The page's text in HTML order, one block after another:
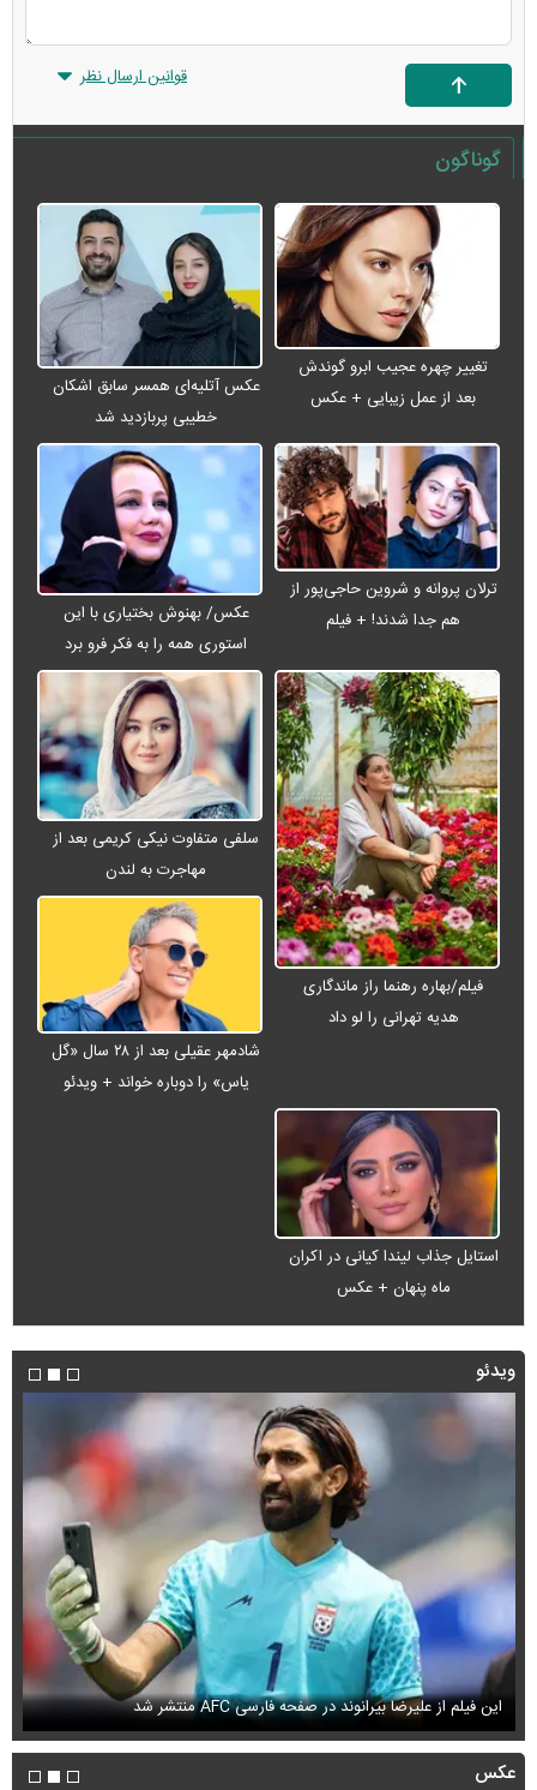
قوانین ارسال نظر
گوناگون
تغییر چهره عجیب ابرو گوندش
بعد از عمل زیبایی + عکس
عکس آتلیه‌ای همسر سابق اشکان
خطیبی پربازدید شد
ترلان پروانه و شروین حاجی‌پور از
هم جدا شدند! + فیلم
عکس/ بهنوش بختیاری با این
استوری همه را به فکر فرو برد
فیلم/بهاره رهنما راز ماندگاری
هدیه تهرانی را لو داد
سلفی متفاوت نیکی کریمی بعد از
مهاجرت به لندن
شادمهر عقیلی بعد از ۲۸ سال «گل
یاس» را دوباره خواند + ویدئو
استایل جذاب لیندا کیانی در اکران
ماه پنهان + عکس
ویدئو
این فیلم از علیرضا بیرانوند در صفحه فارسی AFC منتشر شد
عکس